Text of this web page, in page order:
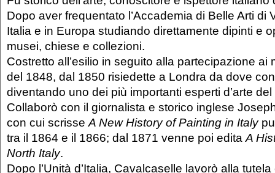
Dopo aver frequentato l’Accademia di Belle Arti di
Italia e in Europa studiando direttamente dipinti e
musei, chiese e collezioni.
Costretto all’esilio in seguito alla partecipazione ai
del 1848, dal 1850 risiedette a Londra da dove
diventando uno dei più importanti esperti d’arte
Collaborò con il giornalista e storico inglese
con cui scrisseA New History of Painting in Italy
tra il 1864 e il 1866; dal 1871 venne poi editaA
North Italy.
Dopo l’Unità d’Italia, Cavalcaselle lavorò alla